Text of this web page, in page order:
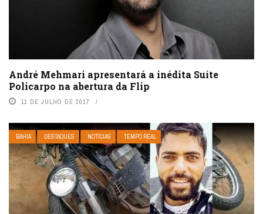
André Mehmari apresentará a inédita Suíte
Policarpo na abertura da Flip
11 DE JULHO DE 2017
BAHIA DESTAQUES NOTÍCIAS TEMPO REAL